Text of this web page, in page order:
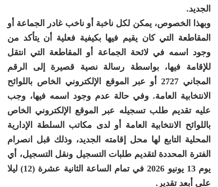
الجديد.
وبهذا الخصوص، يمكن لكل ناخبة أو ناخب غادر الجماعة أو
المقاطعة التي كان يقيم فيها بكيفية فعلية أن يتأكد من
وجود اسمه في لائحة الجماعة أو المقاطعة التي انتقل
للإقامة فيها، بواسطة رسالة نصية قصيرة إلى الرقم
المجاني 2727 أو عبر الموقع الإلكتروني الخاص باللوائح
الانتخابية العامة. وفي حالة عدم وجود اسمه فيها، وجب
عليه تقديم طلب تسجيله عبر الموقع الإلكتروني الخاص
باللوائح الانتخابية العامة أو لدى مكاتب السلطة الإدارية
المحلية التابع لها محل إقامته الجديد، وذلك قبل انصرام
الفترة المحددة لتقديم طلبات التسجيل ونقل التسجيل، أي
يوم 13 يونيو 2026 في تمام الساعة الثانية عشرة (12) ليلا
على أبعد تقدير.